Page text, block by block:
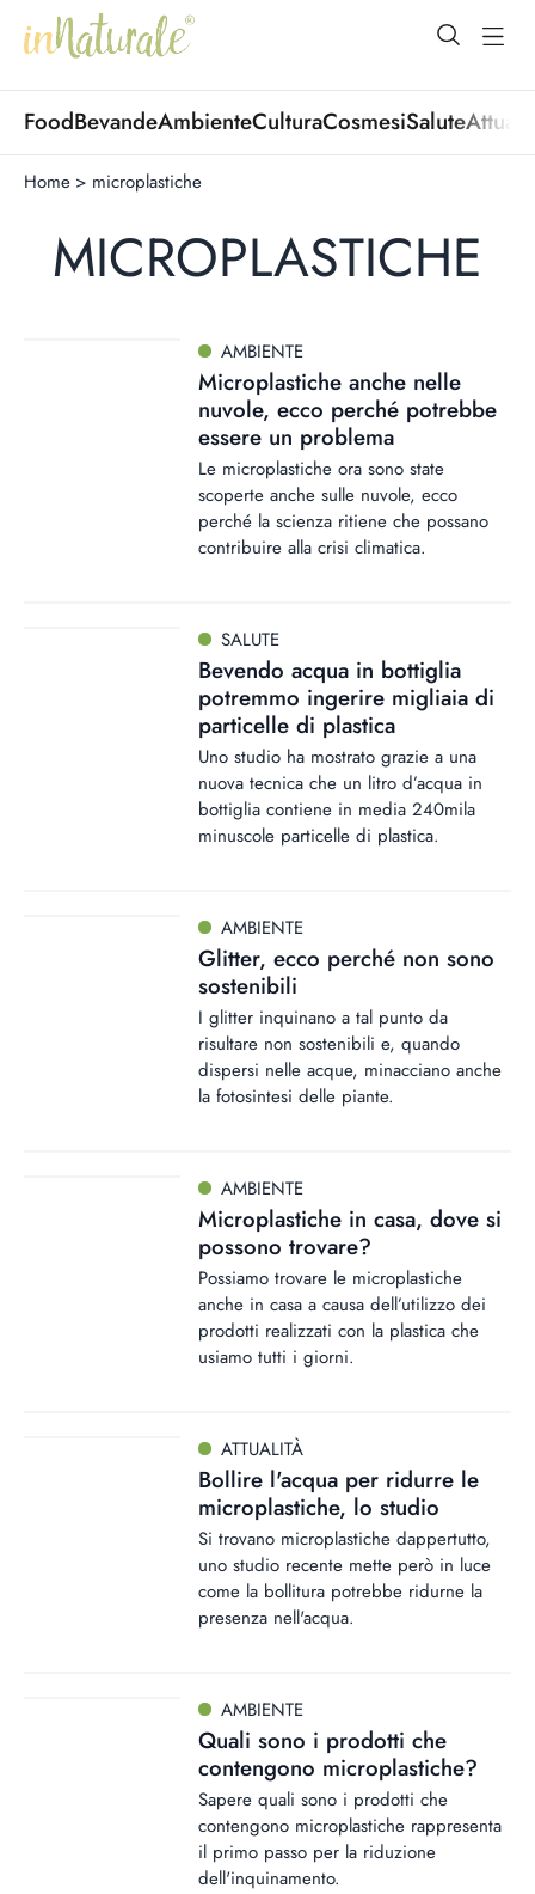
open
FoodBevandeAmbienteCulturaCosmesiSalute
Home > microplastiche
MICROPLASTICHE
AMBIENTE
Microplastiche anche nelle
nuvole, ecco perché potrebbe
essere un problema
Le microplastiche ora sono state
scoperte anche sulle nuvole, ecco
perché la scienza ritiene che possano
contribuire alla crisi climatica.
SALUTE
Bevendo acqua in bottiglia
potremmo ingerire migliaia di
particelle di plastica
Uno studio ha mostrato grazie a una
nuova tecnica che un litro d’acqua in
bottiglia contiene in media 240mila
minuscole particelle di plastica.
AMBIENTE
Glitter, ecco perché non sono
sostenibili
I glitter inquinano a tal punto da
risultare non sostenibili e, quando
dispersi nelle acque, minacciano anche
la fotosintesi delle piante.
AMBIENTE
Microplastiche in casa, dove si
possono trovare?
Possiamo trovare le microplastiche
anche in casa a causa dell’utilizzo dei
prodotti realizzati con la plastica che
usiamo tutti i giorni.
ATTUALITÀ
Bollire l'acqua per ridurre le
microplastiche, lo studio
Si trovano microplastiche dappertutto,
uno studio recente mette però in luce
come la bollitura potrebbe ridurne la
presenza nell'acqua.
AMBIENTE
Quali sono i prodotti che
contengono microplastiche?
Sapere quali sono i prodotti che
contengono microplastiche rappresenta
il primo passo per la riduzione
dell'inquinamento.